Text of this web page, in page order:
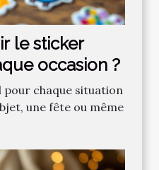
le sticker
occasion ?
chaque situation
une fête ou même